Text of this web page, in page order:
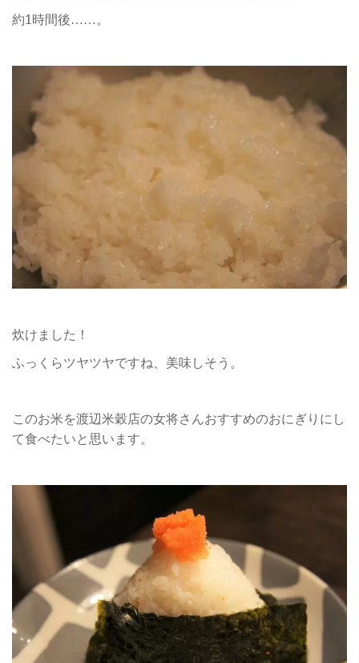
約1時間後……。
炊けました！
ふっくらツヤツヤですね、美味しそう。
このお米を渡辺米穀店の女将さんおすすめのおにぎりにし
て食べたいと思います。